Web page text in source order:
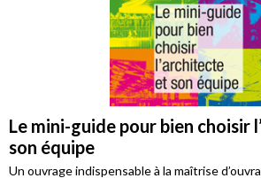
Le mini-guide pour bien choisir
son équipe
Un ouvrage indispensable à la maîtrise